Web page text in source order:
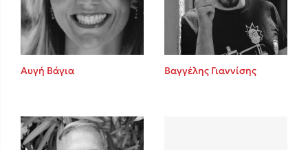
Αυγή Βάγια Βαγγέλης Γιαννίσης